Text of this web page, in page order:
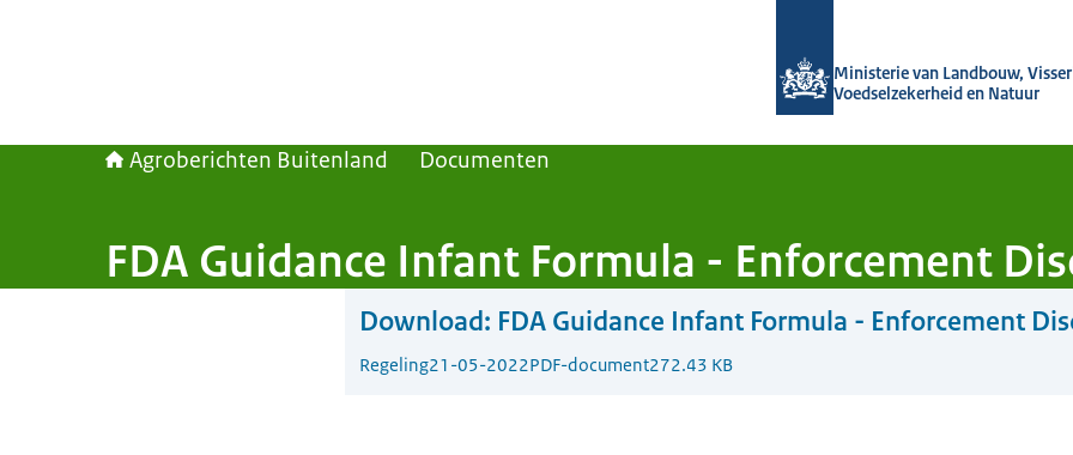
Ministerie van Landbouw,
Voedselzekerheid en Natuur
Agroberichten Buitenland Documenten
FDA Guidance Infant Formula - Enforcement
Download: FDA Guidance Infant Formula - Enforcement
Regeling21-05-2022PDF-document272.43 KB